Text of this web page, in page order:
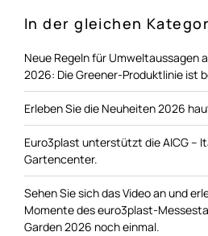
In der gleichen
Neue Regeln für Umweltaussagen
2026: Die Greener-Produktlinie ist
Erleben Sie die Neuheiten 2026
Euro3plast unterstützt die AICG –
Gartencenter.
Sehen Sie sich das Video an und
Momente des euro3plast-
Garden 2026 noch einmal.